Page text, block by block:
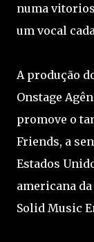
numa
um vocal
A produção
Onstage
promove o
Friends, a
Estados
americana
Solid Music